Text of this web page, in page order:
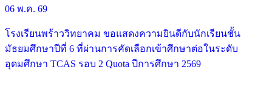
06 พ.ค. 69
โรงเรียนพร้าววิทยาคม ขอแสดงความยินดีกับนักเรียนชั้น
มัธยมศึกษาปีที่ 6 ที่ผ่านการคัดเลือกเข้าศึกษาต่อในระดับ
อุดมศึกษา TCAS รอบ 2 Quota ปีการศึกษา 2569